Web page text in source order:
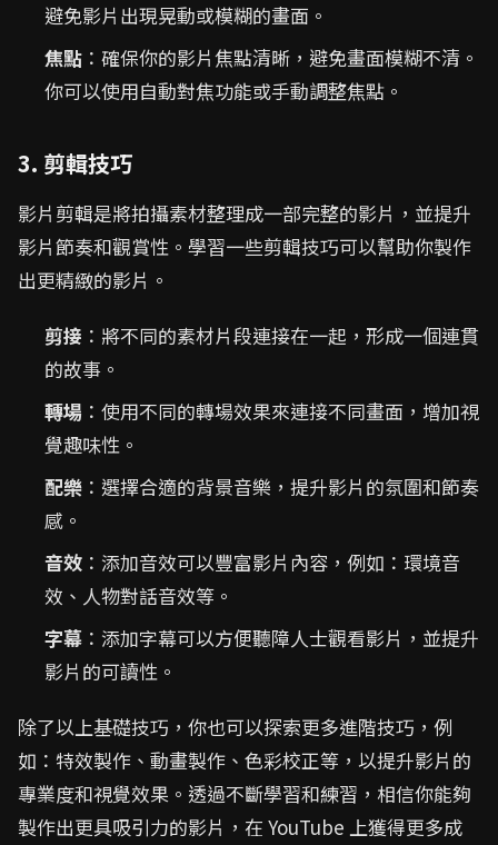
避免影片出現晃動或模糊的畫面。
焦點 ：確保你的影片焦點清晰，避免畫面模糊不清。
你可以使用自動對焦功能或手動調整焦點。
3. 剪輯技巧
影片剪輯是將拍攝素材整理成一部完整的影片，並提升
影片節奏和觀賞性。學習一些剪輯技巧可以幫助你製作
出更精緻的影片。
剪接 ：將不同的素材片段連接在一起，形成一個連貫
的故事。
轉場 ：使用不同的轉場效果來連接不同畫面，增加視
覺趣味性。
配樂 ：選擇合適的背景音樂，提升影片的氛圍和節奏
感。
音效 ：添加音效可以豐富影片內容，例如：環境音
效、人物對話音效等。
字幕 ：添加字幕可以方便聽障人士觀看影片，並提升
影片的可讀性。
除了以上基礎技巧，你也可以探索更多進階技巧，例
如：特效製作、動畫製作、色彩校正等，以提升影片的
專業度和視覺效果。透過不斷學習和練習，相信你能夠
製作出更具吸引力的影片，在 YouTube 上獲得更多成